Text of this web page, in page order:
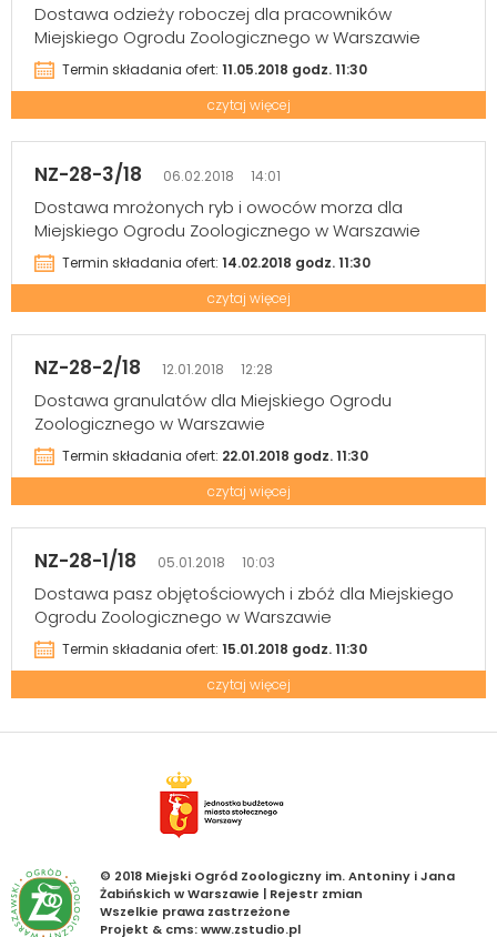
Dostawa odzieży roboczej dla pracowników
Miejskiego Ogrodu Zoologicznego w Warszawie
Termin składania ofert: 11.05.2018 godz. 11:30
czytaj więcej
NZ-28-3/18 06.02.2018 14:01
Dostawa mrożonych ryb i owoców morza dla
Miejskiego Ogrodu Zoologicznego w Warszawie
Termin składania ofert: 14.02.2018 godz. 11:30
czytaj więcej
NZ-28-2/18 12.01.2018 12:28
Dostawa granulatów dla Miejskiego Ogrodu
Zoologicznego w Warszawie
Termin składania ofert: 22.01.2018 godz. 11:30
czytaj więcej
NZ-28-1/18 05.01.2018 10:03
Dostawa pasz objętościowych i zbóż dla Miejskiego
Ogrodu Zoologicznego w Warszawie
Termin składania ofert: 15.01.2018 godz. 11:30
czytaj więcej
© 2018 Miejski Ogród Zoologiczny im. Antoniny i Jana
Żabińskich w Warszawie | Rejestr zmian
Wszelkie prawa zastrzeżone
Projekt & cms: www.zstudio.pl